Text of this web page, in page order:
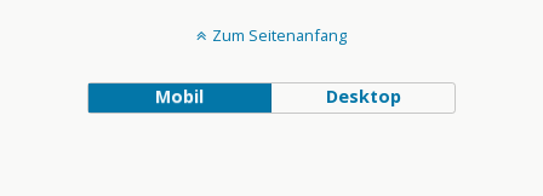
Zum Seitenanfang
Mobil Desktop